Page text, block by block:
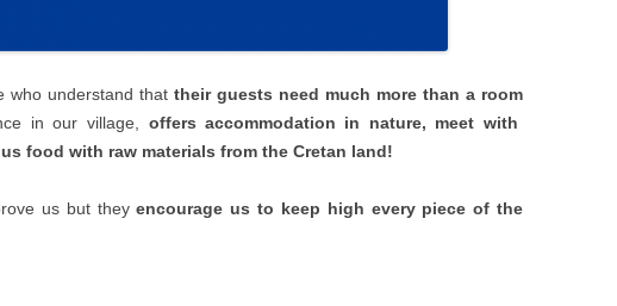
who understand that their guests need much more than a room
in our village, offers accommodation in nature, meet with
food with raw materials from the Cretan land!
us but theyencourage us to keep high every piece of the